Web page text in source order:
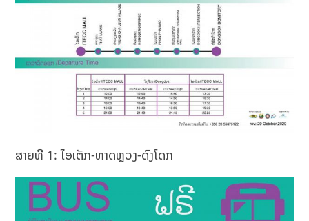
ສາຍທີ 1: ໄອເຕັກ-ທາດຫຼວງ-ດົງໂດກ